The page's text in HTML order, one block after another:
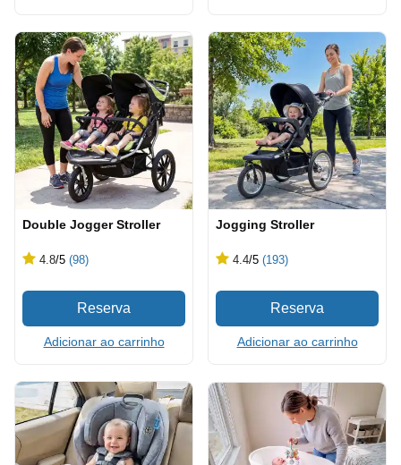
Double Jogger Stroller
4.8/5 (98)
Adicionar ao carrinho
Jogging Stroller
4.4/5 (193)
Adicionar ao carrinho